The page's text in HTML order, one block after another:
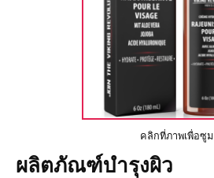
คลิกที่ภาพเพื่อซูม
ผลิตภัณฑ์บำรุงผิว